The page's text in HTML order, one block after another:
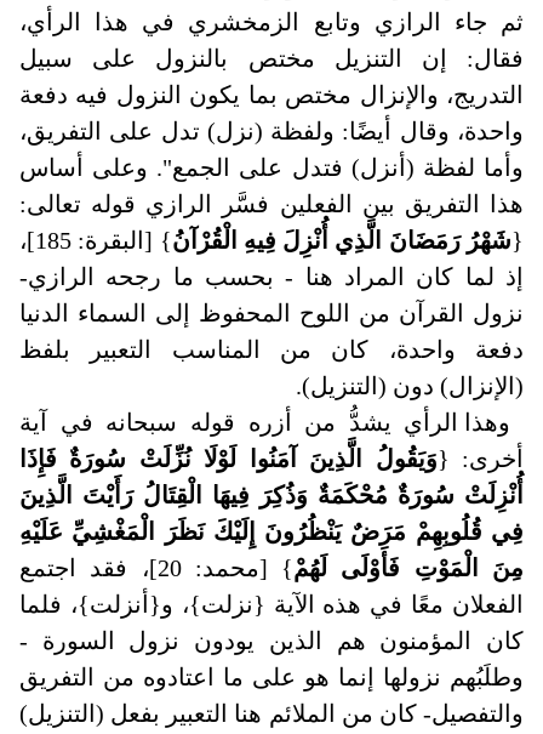
ثم جاء الرازي وتابع الزمخشري في هذا الرأي،
فقال: إن التنزيل مختص بالنزول على سبيل
التدريج، والإنزال مختص بما يكون النزول فيه دفعة
واحدة، وقال أيضًا: ولفظة (نزل) تدل على التفريق،
وأما لفظة (أنزل) فتدل على الجمع". وعلى أساس
هذا التفريق بين الفعلين فسَّر الرازي قوله تعالى:
{شَهْرُ رَمَضَانَ الَّذِي أُنْزِلَ فِيهِ الْقُرْآنُ
} [البقرة: 185]،
إذ لما كان المراد هنا - بحسب ما رجحه الرازي-
نزول القرآن من اللوح المحفوظ إلى السماء الدنيا
دفعة واحدة، كان من المناسب التعبير بلفظ
(الإنزال) دون (التنزيل).
وهذا الرأي يشدُّ من أزره قوله سبحانه في آية
أخرى: {وَيَقُولُ الَّذِينَ آمَنُوا لَوْلَا نُزِّلَتْ سُورَةٌ فَإِذَا
أُنْزِلَتْ سُورَةٌ مُحْكَمَةٌ وَذُكِرَ فِيهَا الْقِتَالُ رَأَيْتَ الَّذِينَ
فِي قُلُوبِهِمْ مَرَضٌ يَنْظُرُونَ إِلَيْكَ نَظَرَ الْمَغْشِيِّ عَلَيْهِ
مِنَ الْمَوْتِ فَأَوْلَى لَهُمْ
} [محمد: 20]، فقد اجتمع
الفعلان معًا في هذه الآية {نزلت}، و{أنزلت}، فلما
كان المؤمنون هم الذين يودون نزول السورة -
وطلَبُهم نزولها إنما هو على ما اعتادوه من التفريق
والتفصيل- كان من الملائم هنا التعبير بفعل (التنزيل)